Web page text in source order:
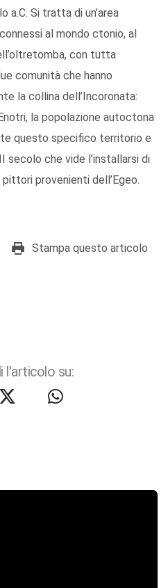
a.C. Si tratta di un’area
al mondo ctonio, al
con tutta
comunità che hanno
la collina dell’Incoronata:
la popolazione autoctona
questo specifico territorio e
secolo che vide l’installarsi di
provenienti dell’Egeo.
Stampa questo articolo
l'articolo su: